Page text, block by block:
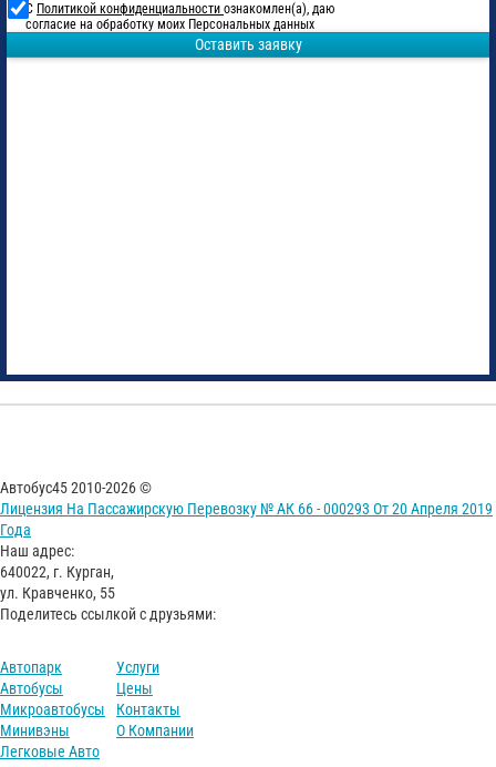
С Политикой конфиденциальности ознакомлен(а), даю
согласие на обработку моих Персональных данных
Оставить заявку
Автобус45 2010-2026 ©
Лицензия На Пассажирскую Перевозку № АК 66 - 000293 От 20 Апреля 2019
Года
Наш адрес:
640022, г. Курган,
ул. Кравченко, 55
Поделитесь ссылкой с друзьями:
Автопарк
Автобусы
Микроавтобусы
Минивэны
Легковые Авто
Услуги
Цены
Контакты
О Компании